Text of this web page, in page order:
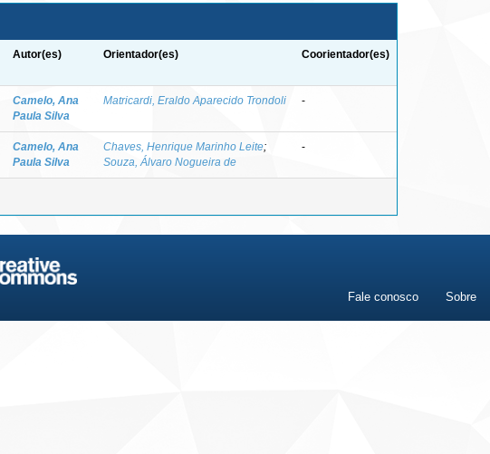
Autor(es) Orientador(es) Coorientador(es)
Camelo, Ana
Paula Silva
Matricardi, Eraldo Aparecido Trondoli -
Camelo, Ana
Paula Silva
Chaves, Henrique Marinho Leite;
Souza, Álvaro Nogueira de
-
Fale conosco Sobre